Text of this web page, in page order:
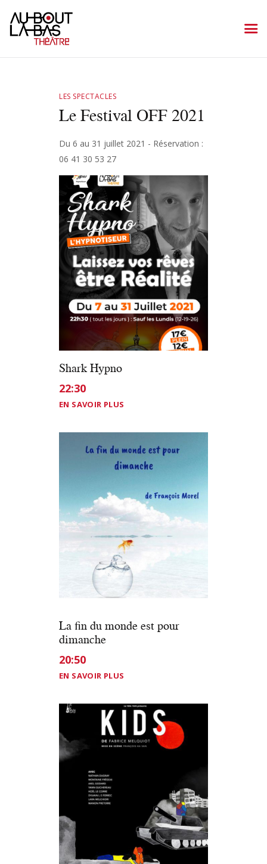
Accueil
La programmation
Plan d’accès
Contact/réservation
Archives
LES SPECTACLES
Le Festival OFF 2021
Du 6 au 31 juillet 2021 - Réservation :
06 41 30 53 27
Shark Hypno
22:30
EN SAVOIR PLUS
La fin du monde est pour
dimanche
20:50
EN SAVOIR PLUS